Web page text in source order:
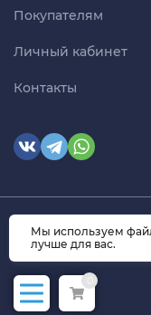
Покупателям
Личный кабинет
Контакты
© 2026
Мы используем
лучше для вас.